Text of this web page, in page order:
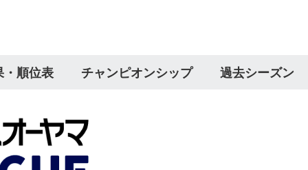
・順位表 チャンピオンシップ 過去シーズン